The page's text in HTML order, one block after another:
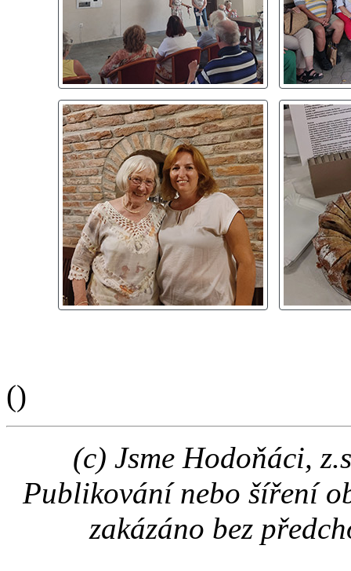
()
(c) Jsme Hodoňáci,
Publikování nebo šíření
zakázáno bez